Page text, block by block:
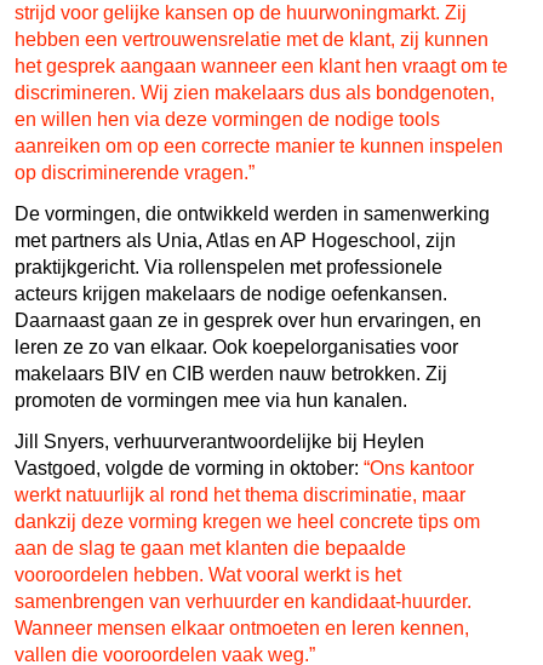
strijd voor gelijke kansen op de huurwoningmarkt. Zij
hebben een vertrouwensrelatie met de klant, zij kunnen
het gesprek aangaan wanneer een klant hen vraagt om te
discrimineren. Wij zien makelaars dus als bondgenoten,
en willen hen via deze vormingen de nodige tools
aanreiken om op een correcte manier te kunnen inspelen
op discriminerende vragen.”
De vormingen, die ontwikkeld werden in samenwerking
met partners als Unia, Atlas en AP Hogeschool, zijn
praktijkgericht. Via rollenspelen met professionele
acteurs krijgen makelaars de nodige oefenkansen.
Daarnaast gaan ze in gesprek over hun ervaringen, en
leren ze zo van elkaar. Ook koepelorganisaties voor
makelaars BIV en CIB werden nauw betrokken. Zij
promoten de vormingen mee via hun kanalen.
Jill Snyers, verhuurverantwoordelijke bij Heylen
Vastgoed, volgde de vorming in oktober: “Ons kantoor
werkt natuurlijk al rond het thema discriminatie, maar
dankzij deze vorming kregen we heel concrete tips om
aan de slag te gaan met klanten die bepaalde
vooroordelen hebben. Wat vooral werkt is het
samenbrengen van verhuurder en kandidaat-huurder.
Wanneer mensen elkaar ontmoeten en leren kennen,
vallen die vooroordelen vaak weg.”